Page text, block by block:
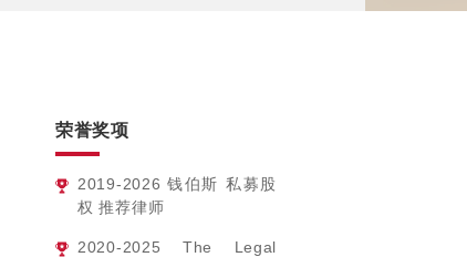
荣誉奖项
2019-2026 钱伯斯 私募股
权 推荐律师
2020-2025 The Legal